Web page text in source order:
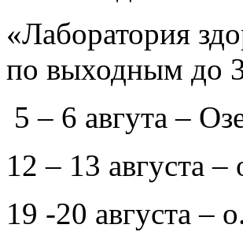
«Лаборатория
по выходным до
5 – 6 авгута –
12 – 13 августа
19 -20 августа –